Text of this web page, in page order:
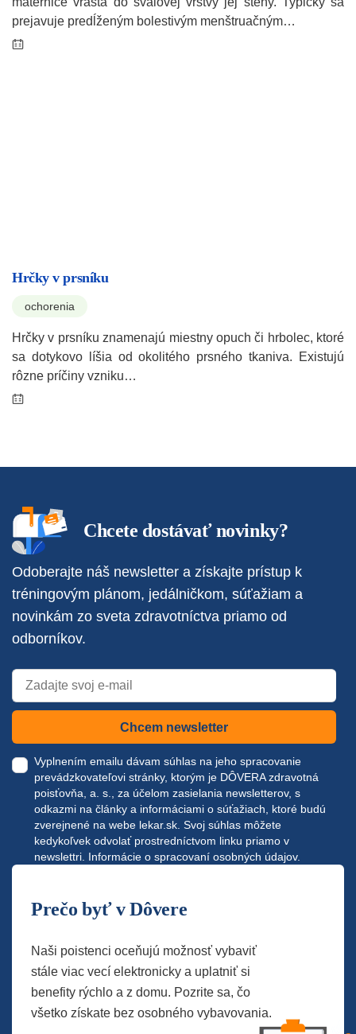
prejavuje predĺženým bolestivým menštruačným…
Hrčky v prsníku
ochorenia
Hrčky v prsníku znamenajú miestny opuch či hrbolec, ktoré
sa dotykovo líšia od okolitého prsného tkaniva. Existujú
rôzne príčiny vzniku…
Chcete dostávať novinky?
Odoberajte náš newsletter a získajte prístup k
tréningovým plánom, jedálničkom, súťažiam a
novinkám zo sveta zdravotníctva priamo od
odborníkov.
Chcem newsletter
Vyplnením emailu dávam súhlas na jeho spracovanie
prevádzkovateľovi stránky, ktorým je DÔVERA zdravotná
poisťovňa, a. s., za účelom zasielania newsletterov, s
odkazmi na články a informáciami o súťažiach, ktoré budú
zverejnené na webe lekar.sk. Svoj súhlas môžete
kedykoľvek odvolať prostredníctvom linku priamo v
newslettri. Informácie o spracovaní osobných údajov.
Prečo byť v Dôvere
Naši poistenci oceňujú možnosť vybaviť
stále viac vecí elektronicky a uplatniť si
benefity rýchlo a z domu. Pozrite sa, čo
všetko získate bez osobného vybavovania.